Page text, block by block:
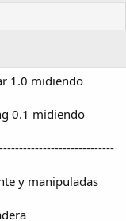
1.0 midiendo
0.1 midiendo
y manipuladas